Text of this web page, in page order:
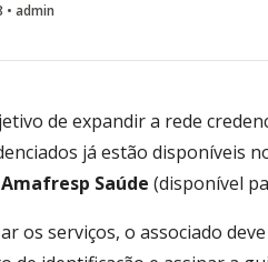
• admin
de expandir a rede
já estão disponíveis
Amafresp Saúde (disponível
os serviços, o associado